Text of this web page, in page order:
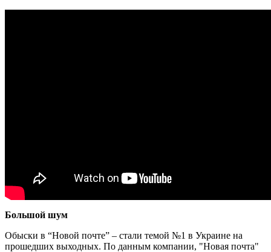
Большой шум
Обыски в “Новой почте” – стали темой №1 в Украине на
прошедших выходных. По данным компании, "Новая почта"